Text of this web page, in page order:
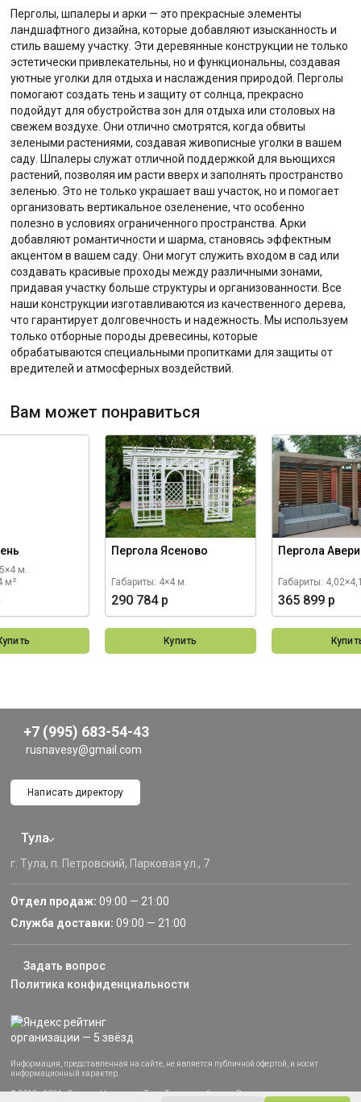
Перголы, шпалеры и арки — это прекрасные элементы
ландшафтного дизайна, которые добавляют изысканность и
стиль вашему участку. Эти деревянные конструкции не только
эстетически привлекательны, но и функциональны, создавая
уютные уголки для отдыха и наслаждения природой. Перголы
помогают создать тень и защиту от солнца, прекрасно
подойдут для обустройства зон для отдыха или столовых на
свежем воздухе. Они отлично смотрятся, когда обвиты
зелеными растениями, создавая живописные уголки в вашем
саду. Шпалеры служат отличной поддержкой для вьющихся
растений, позволяя им расти вверх и заполнять пространство
зеленью. Это не только украшает ваш участок, но и помогает
организовать вертикальное озеленение, что особенно
полезно в условиях ограниченного пространства. Арки
добавляют романтичности и шарма, становясь эффектным
акцентом в вашем саду. Они могут служить входом в сад или
создавать красивые проходы между различными зонами,
придавая участку больше структуры и организованности. Все
наши конструкции изготавливаются из качественного дерева,
что гарантирует долговечность и надежность. Мы используем
только отборные породы древесины, которые
обрабатываются специальными пропитками для защиты от
вредителей и атмосферных воздействий.
Вам может понравиться
м.
м²
Пергола Ясеново
Габариты: 4×4 м.
290 784 р
Купить
Пергола
Габариты:
365 899 р
+7 (995) 683-54-43
rusnavesy@gmail.com
Написать директору
Тула
г. Тула, п. Петровский, Парковая ул., 7
Отдел продаж: 09:00 — 21:00
Служба доставки: 09:00 — 21:00
Задать вопрос
Политика конфиденциальности
Информация, представленная на сайте, не является публичной офертой, и носит
информационный характер.
© 2013–2024 «Русские Навесы» — Тула, Тульская область. Все права защищены.